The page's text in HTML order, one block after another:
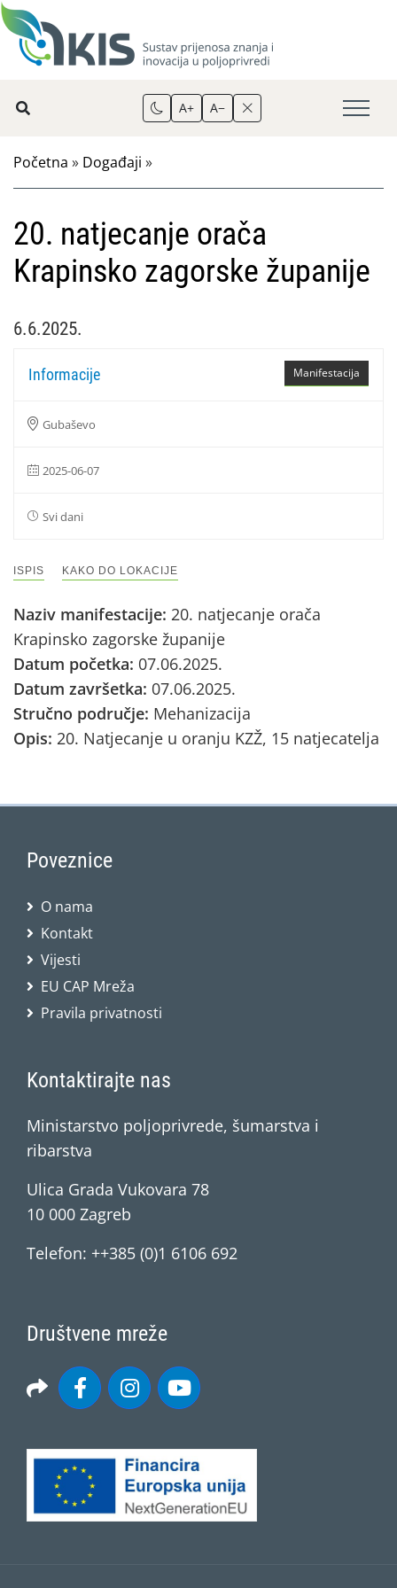
A+ A−
Početna » Događaji »
20. natjecanje orača
Krapinsko zagorske županije
6.6.2025.
Manifestacija
Informacije
Gubaševo
2025-06-07
Svi dani
ISPIS KAKO DO LOKACIJE
Naziv manifestacije: 20. natjecanje orača
Krapinsko zagorske županije
Datum početka: 07.06.2025.
Datum završetka: 07.06.2025.
Stručno područje: Mehanizacija
Opis: 20. Natjecanje u oranju KZŽ, 15 natjecatelja
Poveznice
O nama
Kontakt
Vijesti
EU CAP Mreža
Pravila privatnosti
Kontaktirajte nas
Ministarstvo poljoprivrede, šumarstva i
ribarstva
Ulica Grada Vukovara 78
10 000 Zagreb
Telefon: ++385 (0)1 6106 692
Društvene mreže